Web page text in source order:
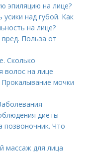
эпиляцию на лице?
над губой. Как
на лице?
Польза от
Сколько
волос на лице
мочки
диеты
позвоночник. Что
массаж для лица